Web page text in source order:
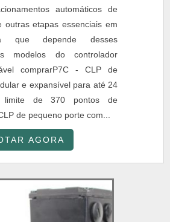
automáticos de
outras etapas essenciais em
que depende desses
modelos do controlador
comprarP7C - CLP de
e expansível para até 24
limite de 370 pontos de
de pequeno porte com...
AGORA